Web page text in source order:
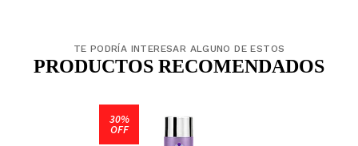
TE PODRÍA INTERESAR ALGUNO DE ESTOS
PRODUCTOS RECOMENDADOS
30%
OFF